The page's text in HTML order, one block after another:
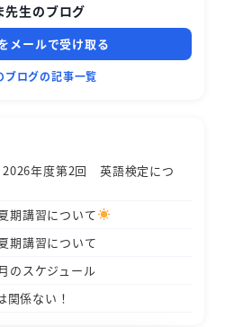
先生のブログ
メールで受け取る
ログの記事一覧
2026年度第2回 英語検定につ
期講習について
期講習について
のスケジュール
関係ない！